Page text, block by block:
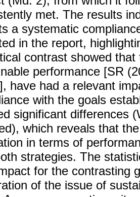
met. The results
a systematic
in the report,
contrast showed
performance [SR
have had a relevant
with the goals
significant differences
which reveals that
in terms of
strategies. The
for the contrasting
of the issue of